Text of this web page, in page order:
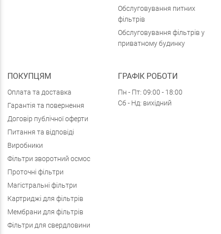
Обслуговування питних
фільтрів
Обслуговування фільтрів у
приватному будинку
ПОКУПЦЯМ
Оплата та доставка
Гарантія та повернення
Договір публічної оферти
Питання та відповіді
Виробники
Фільтри зворотний осмос
Проточні фільтри
Магістральні фільтри
Картриджі для фільтрів
Мембрани для фільтрів
Фільтри для свердловини
ГРАФІК РОБОТИ
Пн - Пт: 09:00 - 18:00
Сб - Нд: вихідний